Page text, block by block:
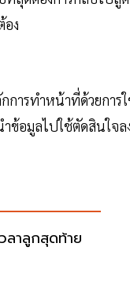
ง
การทำหน้าที่ด้วยการ
ข้อมูลไปใช้ตัดสินใจ
ลาลูกสุดท้าย